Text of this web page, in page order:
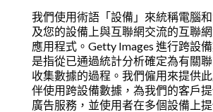
我們使用術語「設備」來統稱電腦
及您的設備上與互聯網交流的互聯
應用程式。Getty Images 進行跨設
是指從已通過統計分析確定為有關
收集數據的過程。我們僱用來提供
伴使用跨設備數據，為我們的客戶
廣告服務，並使用者在多個設備上